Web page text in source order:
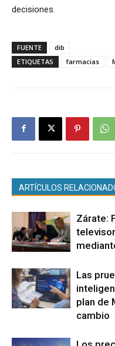
decisiones.
FUENTE
dib
ETIQUETAS
farmacias
ARTÍCULOS
Zárate:
Las
plan de
cambio